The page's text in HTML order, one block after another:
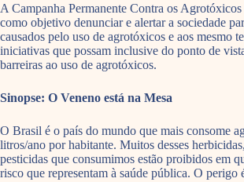
A Campanha Permanente Contra os
como objetivo denunciar e alertar a sociedade
causados pelo uso de agrotóxicos e aos mesmo
iniciativas que possam inclusive do ponto de
barreiras ao uso de agrotóxicos.
Sinopse: O Veneno está na Mesa
O Brasil é o país do mundo que mais consome
litros/ano por habitante. Muitos desses
pesticidas que consumimos estão proibidos em
risco que representam à saúde pública. O perigo